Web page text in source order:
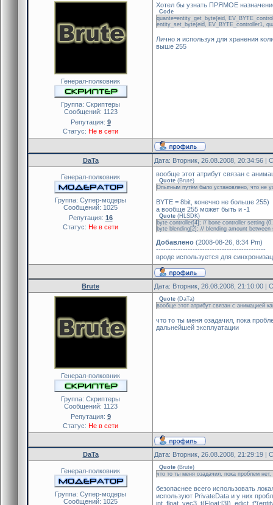
Генерал-полковник
Группа: Скриптеры
Сообщений: 1123
Репутация: 9
Статус: Не в сети
Хотел бы узнать ПРЯМОЕ
Code
quante=entity_get_byte(eid,
entity_set_byte(eid, EV_BYTE_controller1,
Лично я используя для хранения
выше 255
DaTa Дата: Вторник, 26.08.2008, 20:34:56 |
Генерал-полковник
Группа: Cупер-модеры
Сообщений: 1025
Репутация: 16
Статус: Не в сети
вообще этот атрибут связан с
Quote (Brute)
Опытным путём было установлено, что не
BYTE = 8bit, конечно не больше 255)
а вообще 255 может быть и -1
Quote (HLSDK)
byte controller[4]; // bone controller setting
byte blending[2]; // blending amount between
Добавлено (2008-08-26, 8:34 Pm)
---------------------------------------------
вроде используется для
Brute Дата: Вторник, 26.08.2008, 21:10:00 |
Генерал-полковник
Группа: Скриптеры
Сообщений: 1123
Репутация: 9
Статус: Не в сети
Quote (DaTa)
вообще этот атрибут связан с анимацией
что то ты меня озадачил, пока
дальнейшей эксплуатации
DaTa Дата: Вторник, 26.08.2008, 21:29:19 |
Генерал-полковник
Группа: Cупер-модеры
Сообщений: 1025
Quote (Brute)
что то ты меня озадачил, пока проблем
безопаснее всего использовать
используют PrivateData и у них
int, float, vec3_t(Float:[3]),